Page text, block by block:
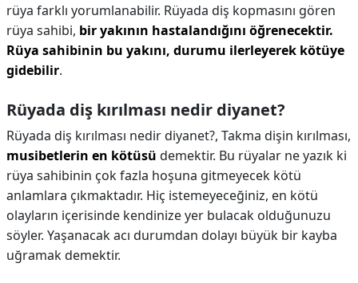
rüya farklı yorumlanabilir. Rüyada diş kopmasını gören
rüya sahibi, bir yakının hastalandığını öğrenecektir.
Rüya sahibinin bu yakını, durumu ilerleyerek kötüye
gidebilir.
Rüyada diş kırılması nedir diyanet?
Rüyada diş kırılması nedir diyanet?, Takma dişin kırılması,
musibetlerin en kötüsü demektir. Bu rüyalar ne yazık ki
rüya sahibinin çok fazla hoşuna gitmeyecek kötü
anlamlara çıkmaktadır. Hiç istemeyeceğiniz, en kötü
olayların içerisinde kendinize yer bulacak olduğunuzu
söyler. Yaşanacak acı durumdan dolayı büyük bir kayba
uğramak demektir.